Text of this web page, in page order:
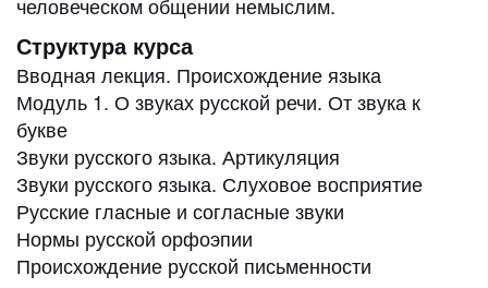
человеческом общении немыслим.
Структура курса
Вводная лекция. Происхождение языка
Модуль 1. О звуках русской речи. От звука к
букве
Звуки русского языка. Артикуляция
Звуки русского языка. Слуховое восприятие
Русские гласные и согласные звуки
Нормы русской орфоэпии
Происхождение русской письменности